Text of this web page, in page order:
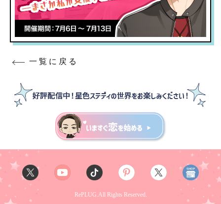
一覧に戻る
RePLUG.All Rights Reserved.